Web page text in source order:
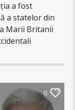
a fost
a statelor din
Marii Britanii
0